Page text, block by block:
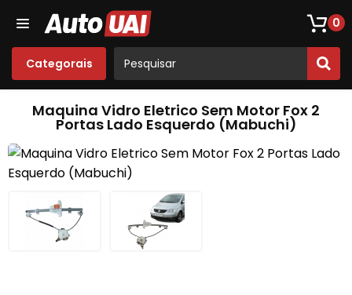
0
Categorais
Loja De Peças De Fusca Som
Maquina Vidro Eletrico Sem Motor Fox 2
Portas Lado Esquerdo (Mabuchi)